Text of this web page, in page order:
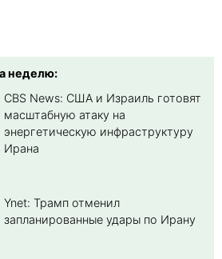
неделю:
CBS News: США и Израиль готовят
масштабную атаку на
энергетическую инфраструктуру
Ирана
Ynet: Трамп отменил
запланированные удары по Ирану